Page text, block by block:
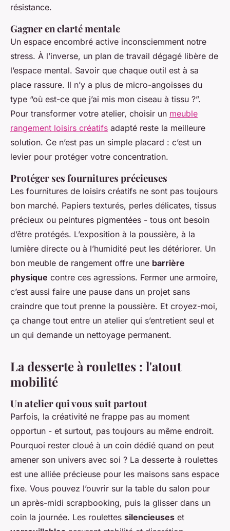
résistance.
Gagner en clarté mentale
Un espace encombré active inconsciemment notre
stress. À l’inverse, un plan de travail dégagé libère de
l’espace mental. Savoir que chaque outil est à sa
place rassure. Il n’y a plus de micro-angoisses du
type “où est-ce que j’ai mis mon ciseau à tissu ?”.
Pour transformer votre atelier, choisir un meuble
rangement loisirs créatifs adapté reste la meilleure
solution. Ce n’est pas un simple placard : c’est un
levier pour protéger votre concentration.
Protéger ses fournitures précieuses
Les fournitures de loisirs créatifs ne sont pas toujours
bon marché. Papiers texturés, perles délicates, tissus
précieux ou peintures pigmentées - tous ont besoin
d’être protégés. L’exposition à la poussière, à la
lumière directe ou à l’humidité peut les détériorer. Un
bon meuble de rangement offre une barrière
physique contre ces agressions. Fermer une armoire,
c’est aussi faire une pause dans un projet sans
craindre que tout prenne la poussière. Et croyez-moi,
ça change tout entre un atelier qui s’entretient seul et
un qui demande un nettoyage permanent.
La desserte à roulettes : l'atout
mobilité
Un atelier qui vous suit partout
Parfois, la créativité ne frappe pas au moment
opportun - et surtout, pas toujours au même endroit.
Pourquoi rester cloué à un coin dédié quand on peut
amener son univers avec soi ? La desserte à roulettes
est une alliée précieuse pour les maisons sans espace
fixe. Vous pouvez l’ouvrir sur la table du salon pour
un après-midi scrapbooking, puis la glisser dans un
coin la journée. Les roulettes silencieuses et